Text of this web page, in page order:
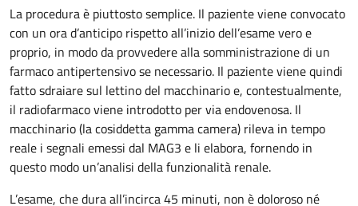
La procedura è piuttosto semplice. Il paziente viene convocato
con un ora d’anticipo rispetto all’inizio dell’esame vero e
proprio, in modo da provvedere alla somministrazione di un
farmaco antipertensivo se necessario. Il paziente viene quindi
fatto sdraiare sul lettino del macchinario e, contestualmente,
il radiofarmaco viene introdotto per via endovenosa. Il
macchinario (la cosiddetta gamma camera) rileva in tempo
reale i segnali emessi dal MAG3 e li elabora, fornendo in
questo modo un’analisi della funzionalità renale.
L’esame, che dura all’incirca 45 minuti, non è doloroso né